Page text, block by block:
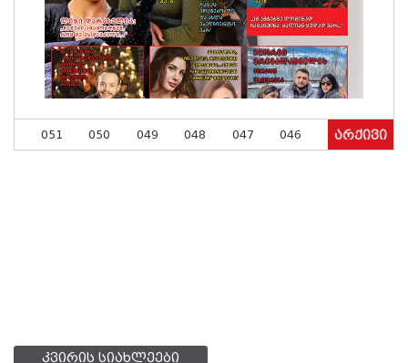
051 050 049 048 047 046 არქივი
კვირის სიახლეები